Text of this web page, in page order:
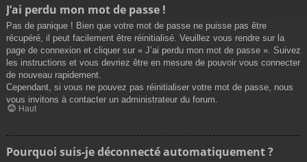
J’ai perdu mon mot de passe !
Pas de panique ! Bien que votre mot de passe ne puisse pas être
récupéré, il peut facilement être réinitialisé. Veuillez vous rendre sur la
page de connexion et cliquer sur « J’ai perdu mon mot de passe ». Suivez
les instructions et vous devriez être en mesure de pouvoir vous connecter
de nouveau rapidement.
Cependant, si vous ne pouvez pas réinitialiser votre mot de passe, nous
vous invitons à contacter un administrateur du forum.
Haut
Pourquoi suis-je déconnecté automatiquement ?